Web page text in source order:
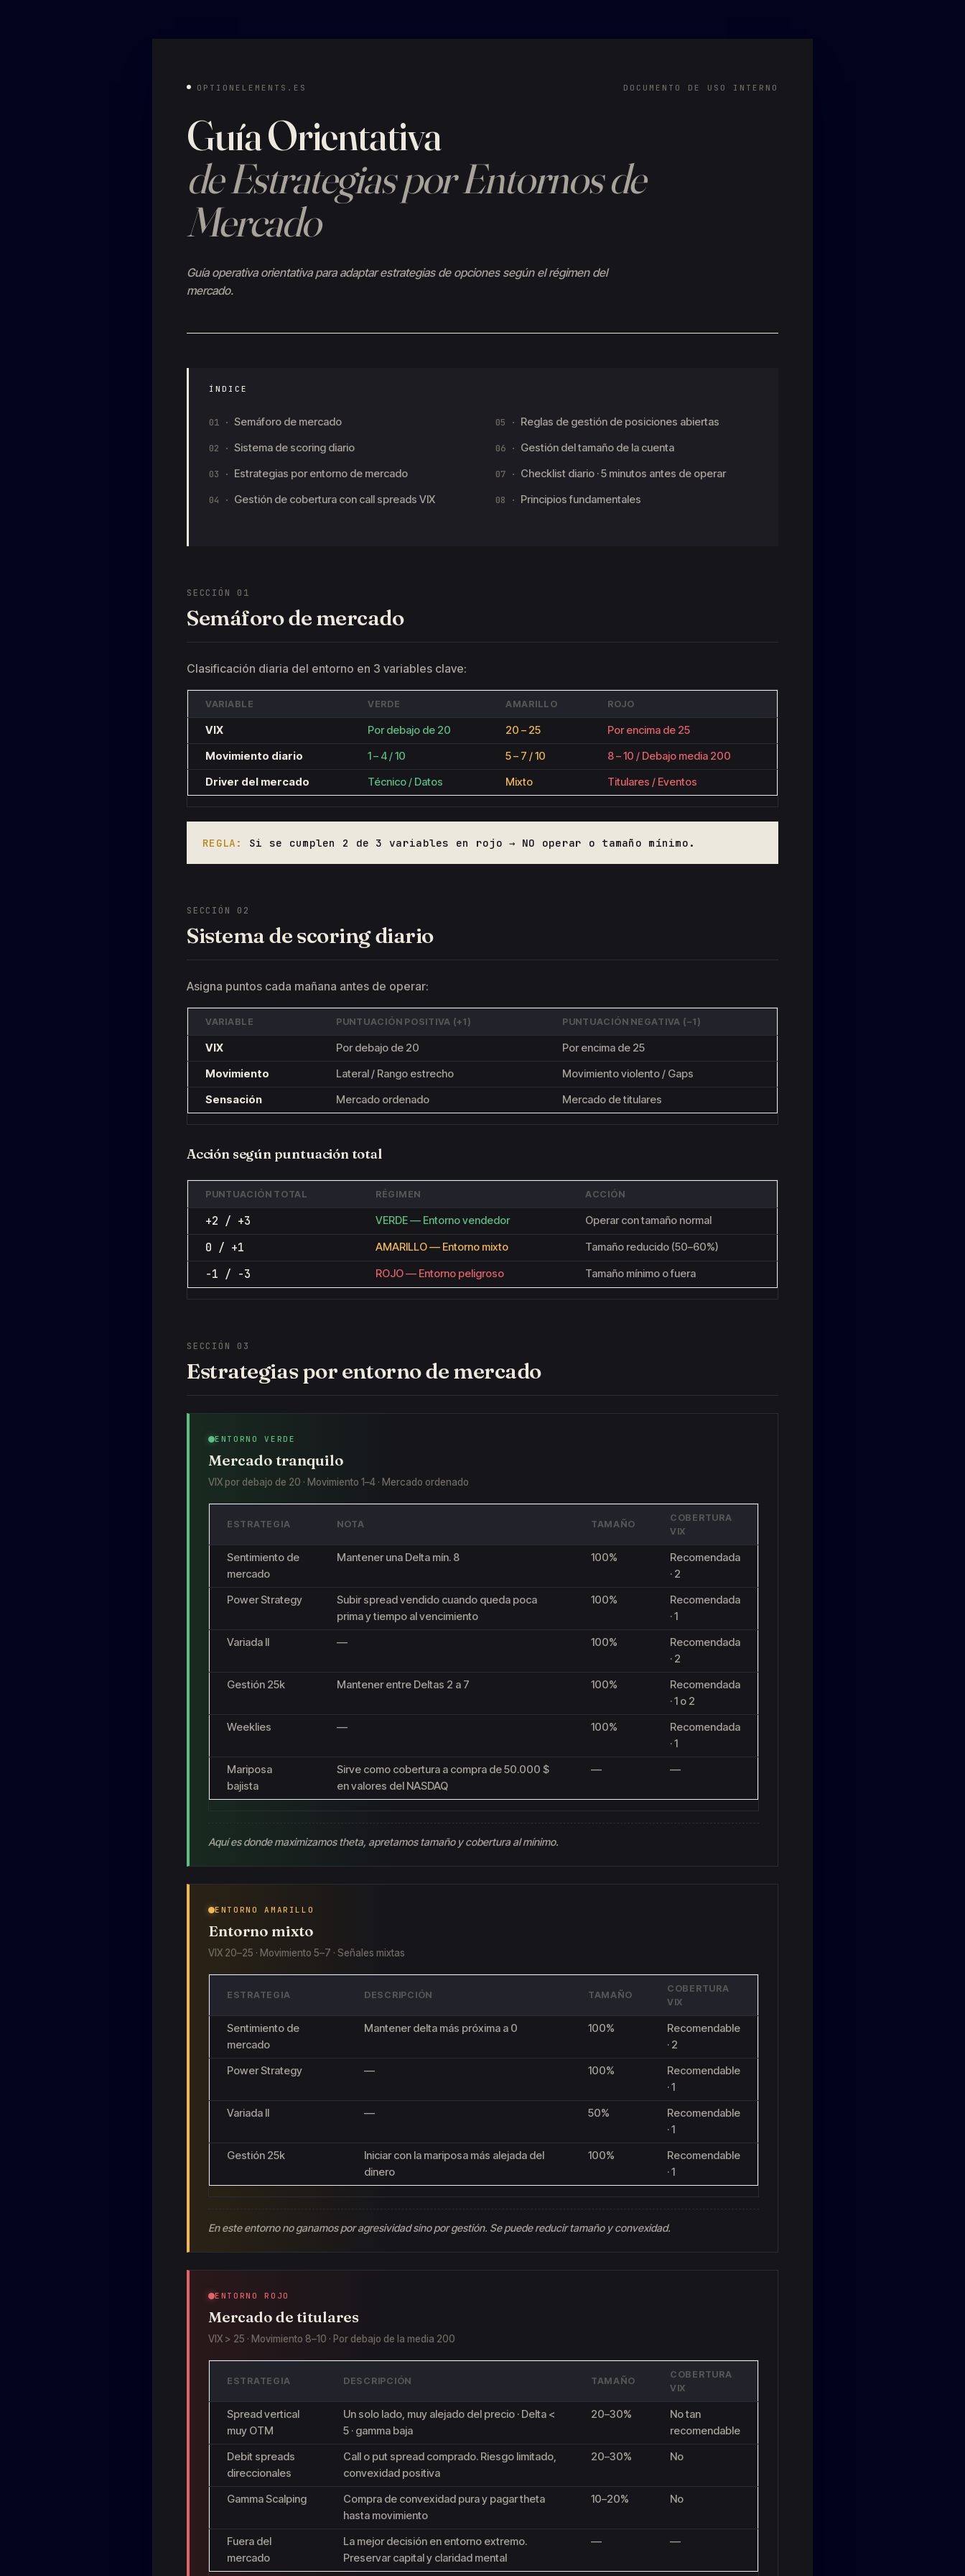
OPTIONELEMENTS.ES DOCUMENTO DE USO INTERNO
Guía Orientativa
de Estrategias por Entornos de
Mercado
Guía operativa orientativa para adaptar estrategias de opciones según el régimen del
mercado.
ÍNDICE
Semáforo de mercado
Sistema de scoring diario
Estrategias por entorno de mercado
Gestión de cobertura con call spreads VIX
Reglas de gestión de posiciones abiertas
Gestión del tamaño de la cuenta
Checklist diario · 5 minutos antes de operar
Principios fundamentales
SECCIÓN 01
Semáforo de mercado
Clasificación diaria del entorno en 3 variables clave:
VARIABLE VERDE AMARILLO ROJO
VIX Por debajo de 20 20 – 25
Por encima de 25
Movimiento diario
1 – 4 / 10 5 – 7 / 10
8 – 10 / Debajo media 200
Driver del mercado
Técnico / Datos Mixto Titulares / Eventos
REGLA: Si se cumplen 2 de 3 variables en rojo → NO operar o tamaño mínimo.
SECCIÓN 02
Sistema de scoring diario
Asigna puntos cada mañana antes de operar:
VARIABLE PUNTUACIÓN POSITIVA (+1) PUNTUACIÓN NEGATIVA (−1)
VIX Por debajo de 20
Por encima de 25
Movimiento
Lateral / Rango estrecho
Movimiento violento / Gaps
Sensación
Mercado ordenado Mercado de titulares
Acción según puntuación total
PUNTUACIÓN TOTAL RÉGIMEN ACCIÓN
+2 / +3 VERDE — Entorno vendedor Operar con tamaño normal
0 / +1 AMARILLO — Entorno mixto Tamaño reducido (50–60%)
−1 / −3 ROJO — Entorno peligroso Tamaño mínimo o fuera
SECCIÓN 03
Estrategias por entorno de mercado
ENTORNO VERDE
Mercado tranquilo
VIX por debajo de 20 · Movimiento 1–4 · Mercado ordenado
ESTRATEGIA NOTA TAMAÑO
COBERTURA
VIX
Sentimiento de
mercado
Mantener una Delta mín. 8 100%
Recomendada
· 2
Power Strategy
Subir spread vendido cuando queda poca
prima y tiempo al vencimiento
100%
Recomendada
· 1
Variada II
— 100%
Recomendada
· 2
Gestión 25k
Mantener entre Deltas 2 a 7 100%
Recomendada
· 1 o 2
Weeklies
— 100%
Recomendada
· 1
Mariposa
bajista
Sirve como cobertura a compra de 50.000 $
en valores del NASDAQ
— —
Aquí es donde maximizamos theta, apretamos tamaño y cobertura al mínimo.
ENTORNO AMARILLO
Entorno mixto
VIX 20–25 · Movimiento 5–7 · Señales mixtas
ESTRATEGIA DESCRIPCIÓN TAMAÑO
COBERTURA
VIX
Sentimiento de
mercado
Mantener delta más próxima a 0 100%
Recomendable
· 2
Power Strategy
— 100%
Recomendable
· 1
Variada II
— 50%
Recomendable
· 1
Gestión 25k
Iniciar con la mariposa más alejada del
dinero
100%
Recomendable
· 1
En este entorno no ganamos por agresividad sino por gestión. Se puede reducir tamaño y convexidad.
ENTORNO ROJO
Mercado de titulares
VIX > 25 · Movimiento 8–10 · Por debajo de la media 200
ESTRATEGIA DESCRIPCIÓN TAMAÑO
COBERTURA
VIX
Spread vertical
muy OTM
Un solo lado, muy alejado del precio · Delta <
5 · gamma baja
20–30%
No tan
recomendable
Debit spreads
direccionales
Call o put spread comprado. Riesgo limitado,
convexidad positiva
20–30% No
Gamma Scalping
Compra de convexidad pura y pagar theta
hasta movimiento
10–20% No
Fuera del
mercado
La mejor decisión en entorno extremo.
Preservar capital y claridad mental
— —